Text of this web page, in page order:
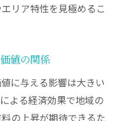
リア特性を見極めるこ
値の関係
に与える影響は大きい
よる経済効果で地域の
の上昇が期待できるた